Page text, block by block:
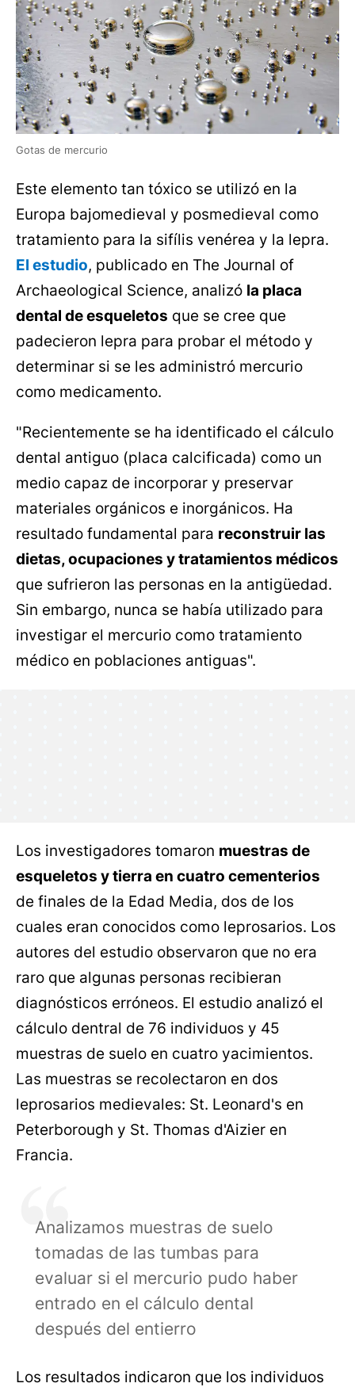
Gotas de mercurio
Este elemento tan tóxico se utilizó en la
Europa bajomedieval y posmedieval como
tratamiento para la sifílis venérea y la lepra.
El estudio, publicado en The Journal of
Archaeological Science, analizó la placa
dental de esqueletos que se cree que
padecieron lepra para probar el método y
determinar si se les administró mercurio
como medicamento.
"Recientemente se ha identificado el cálculo
dental antiguo (placa calcificada) como un
medio capaz de incorporar y preservar
materiales orgánicos e inorgánicos. Ha
resultado fundamental para reconstruir las
dietas, ocupaciones y tratamientos médicos
que sufrieron las personas en la antigüedad.
Sin embargo, nunca se había utilizado para
investigar el mercurio como tratamiento
médico en poblaciones antiguas".
Los investigadores tomaron muestras de
esqueletos y tierra en cuatro cementerios
de finales de la Edad Media, dos de los
cuales eran conocidos como leprosarios. Los
autores del estudio observaron que no era
raro que algunas personas recibieran
diagnósticos erróneos. El estudio analizó el
cálculo dentral de 76 individuos y 45
muestras de suelo en cuatro yacimientos.
Las muestras se recolectaron en dos
leprosarios medievales: St. Leonard's en
Peterborough y St. Thomas d'Aizier en
Francia.
Analizamos muestras de suelo
tomadas de las tumbas para
evaluar si el mercurio pudo haber
entrado en el cálculo dental
después del entierro
Los resultados indicaron que los individuos